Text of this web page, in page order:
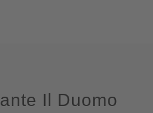
Il Duomo